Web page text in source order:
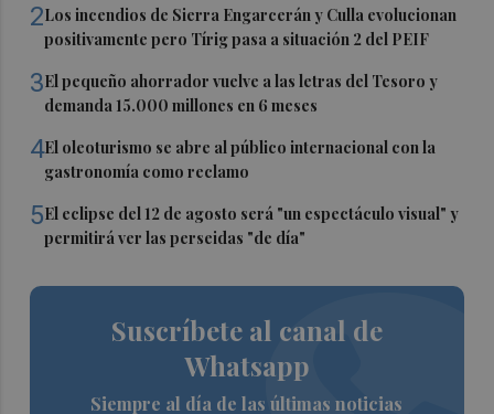
2Los incendios de Sierra Engarcerán y Culla evolucionan
positivamente pero Tírig pasa a situación 2 del PEIF
3El pequeño ahorrador vuelve a las letras del Tesoro y
demanda 15.000 millones en 6 meses
4El oleoturismo se abre al público internacional con la
gastronomía como reclamo
5El eclipse del 12 de agosto será "un espectáculo visual" y
permitirá ver las perseidas "de día"
Suscríbete al canal de
Whatsapp
Siempre al día de las últimas noticias